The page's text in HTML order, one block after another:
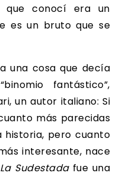
que conocí era un
es un bruto que se
una cosa que decía
fantástico”,
un autor italiano: Si
más parecidas
historia, pero cuanto
interesante, nace
La Sudestada fue una